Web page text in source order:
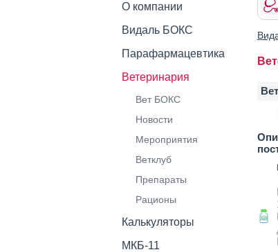
О компании
Видаль БОКС
Парафармацевтика
Ветеринария
Вет БОКС
Новости
Мероприятия
Ветклуб
Препараты
Рационы
Калькуляторы
МКБ-11